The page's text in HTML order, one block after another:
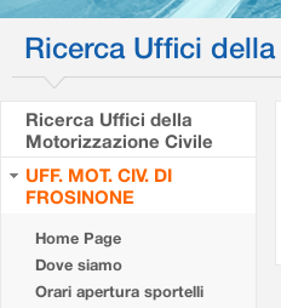
Ricerca Uffici
Ricerca Uffici della
Motorizzazione Civile
UFF. MOT. CIV. DI
FROSINONE
Home Page
Dove siamo
Orari apertura sportelli